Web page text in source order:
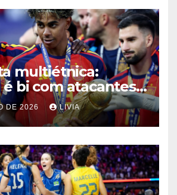
multiétnica:
é bi com atacantes
DE 2026 LIVIA